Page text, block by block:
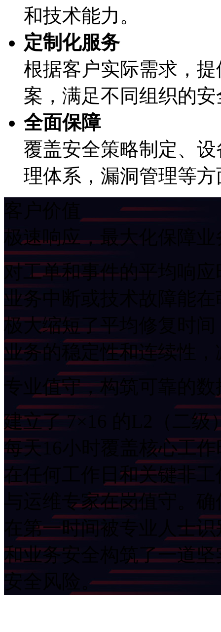
和技术能力。
定制化服务
根据客户实际需求
案，满足不同组织的
全面保障
覆盖安全策略制定、
理体系，漏洞管理等
极速响应，最大化保障
对工单和事件的平均响
业务中断或技术故障能在
极大缩短了平均修复时间
业务的稳定性和连续性
专业值守，构筑可靠的
建立了 7×16 的L2（二级
每天16小时覆盖核心工
在任何工作日和关键非工
与运维专家在岗值守。
在第一时间被专业人士识
和业务安全构筑了一道坚
安全风险。